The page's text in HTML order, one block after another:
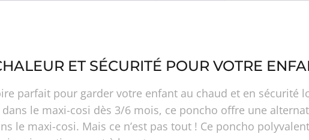
ET SÉCURITÉ POUR VOTRE
parfait pour garder votre enfant au chaud et en sécurité
le maxi-cosi dès 3/6 mois, ce poncho offre une
le maxi-cosi. Mais ce n’est pas tout ! Ce poncho